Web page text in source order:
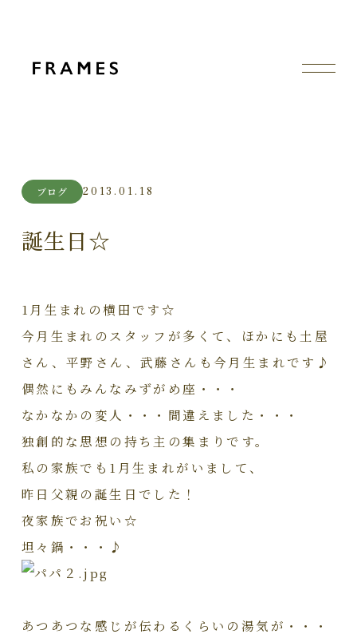
ブログ 2013.01.18
誕生日☆
1月生まれの横田です☆
今月生まれのスタッフが多くて、ほかにも土屋
さん、平野さん、武藤さんも今月生まれです♪
偶然にもみんなみずがめ座・・・
なかなかの変人・・・間違えました・・・
独創的な思想の持ち主の集まりです。
私の家族でも1月生まれがいまして、
昨日父親の誕生日でした！
夜家族でお祝い☆
坦々鍋・・・♪
あつあつな感じが伝わるくらいの湯気が・・・